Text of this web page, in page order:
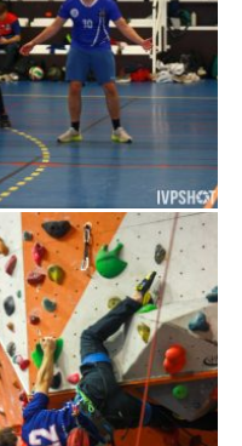
volley masculin
escalade